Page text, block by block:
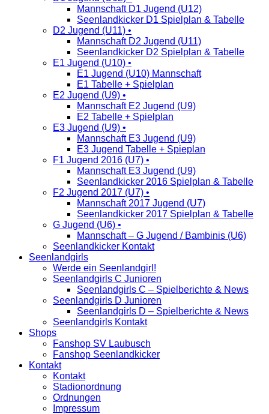
Mannschaft D1 Jugend (U12)
Seenlandkicker D1 Spielplan & Tabelle
D2 Jugend (U11) •
Mannschaft D2 Jugend (U11)
Seenlandkicker D2 Spielplan & Tabelle
E1 Jugend (U10) •
E1 Jugend (U10) Mannschaft
E1 Tabelle + Spielplan
E2 Jugend (U9) •
Mannschaft E2 Jugend (U9)
E2 Tabelle + Spielplan
E3 Jugend (U9) •
Mannschaft E3 Jugend (U9)
E3 Jugend Tabelle + Spieplan
F1 Jugend 2016 (U7) •
Mannschaft E3 Jugend (U9)
Seenlandkicker 2016 Spielplan & Tabelle
F2 Jugend 2017 (U7) •
Mannschaft 2017 Jugend (U7)
Seenlandkicker 2017 Spielplan & Tabelle
G Jugend (U6) •
Mannschaft – G Jugend / Bambinis (U6)
Seenlandkicker Kontakt
Seenlandgirls
Werde ein Seenlandgirl!
Seenlandgirls C Junioren
Seenlandgirls C – Spielberichte & News
Seenlandgirls D Junioren
Seenlandgirls D – Spielberichte & News
Seenlandgirls Kontakt
Shops
Fanshop SV Laubusch
Fanshop Seenlandkicker
Kontakt
Kontakt
Stadionordnung
Ordnungen
Impressum